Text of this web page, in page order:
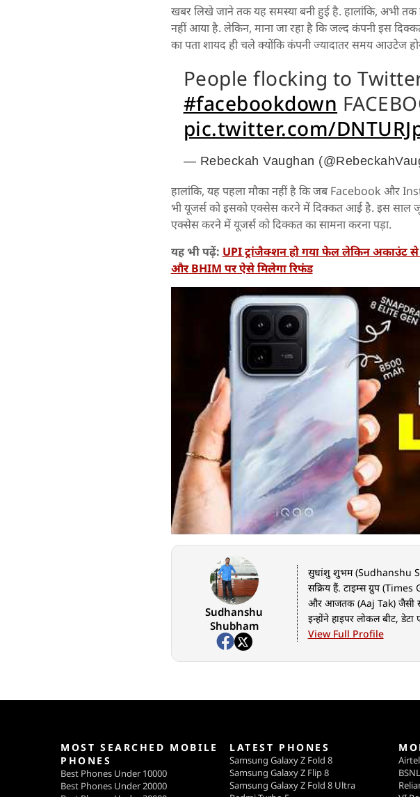
खबर लिखे जाने तक यह समस्या बनी हुई है. हालांकि, अभी
नहीं आया है. लेकिन, माना जा रहा है कि जल्द कंपनी इस
का पता शायद ही चले क्योंकि कंपनी ज्यादातर समय आउटेज
People flocking to
#facebookdown
pic.twitter.com/
— Rebeckah Vaughan
हालांकि, यह पहला मौका नहीं है कि जब Facebook और
भी यूजर्स को इसको एक्सेस करने में दिक्कत आई है. इस साल
एक्सेस करने में यूजर्स को दिक्कत का सामना करना पड़ा.
यह भी पढ़ें: UPI ट्रांजैक्शन हो गया फेल लेकिन अकाउंट
और BHIM पर ऐसे मिलेगा रिफंड
Sudhanshu
Shubham
सुधांशु शुभम (Sudhanshu
सक्रिय हैं. टाइम्स ग्रुप
और आजतक (Aaj Tak) जैसी
इन्होंने हाइपर लोकल बीट,
View Full Profile
MOST SEARCHED MOBILE
PHONES
Best Phones Under 10000
Best Phones Under 20000
LATEST PHONES
Samsung Galaxy Z Fold 8
Samsung Galaxy Z Flip 8
Samsung Galaxy Z Fold 8 Ultra